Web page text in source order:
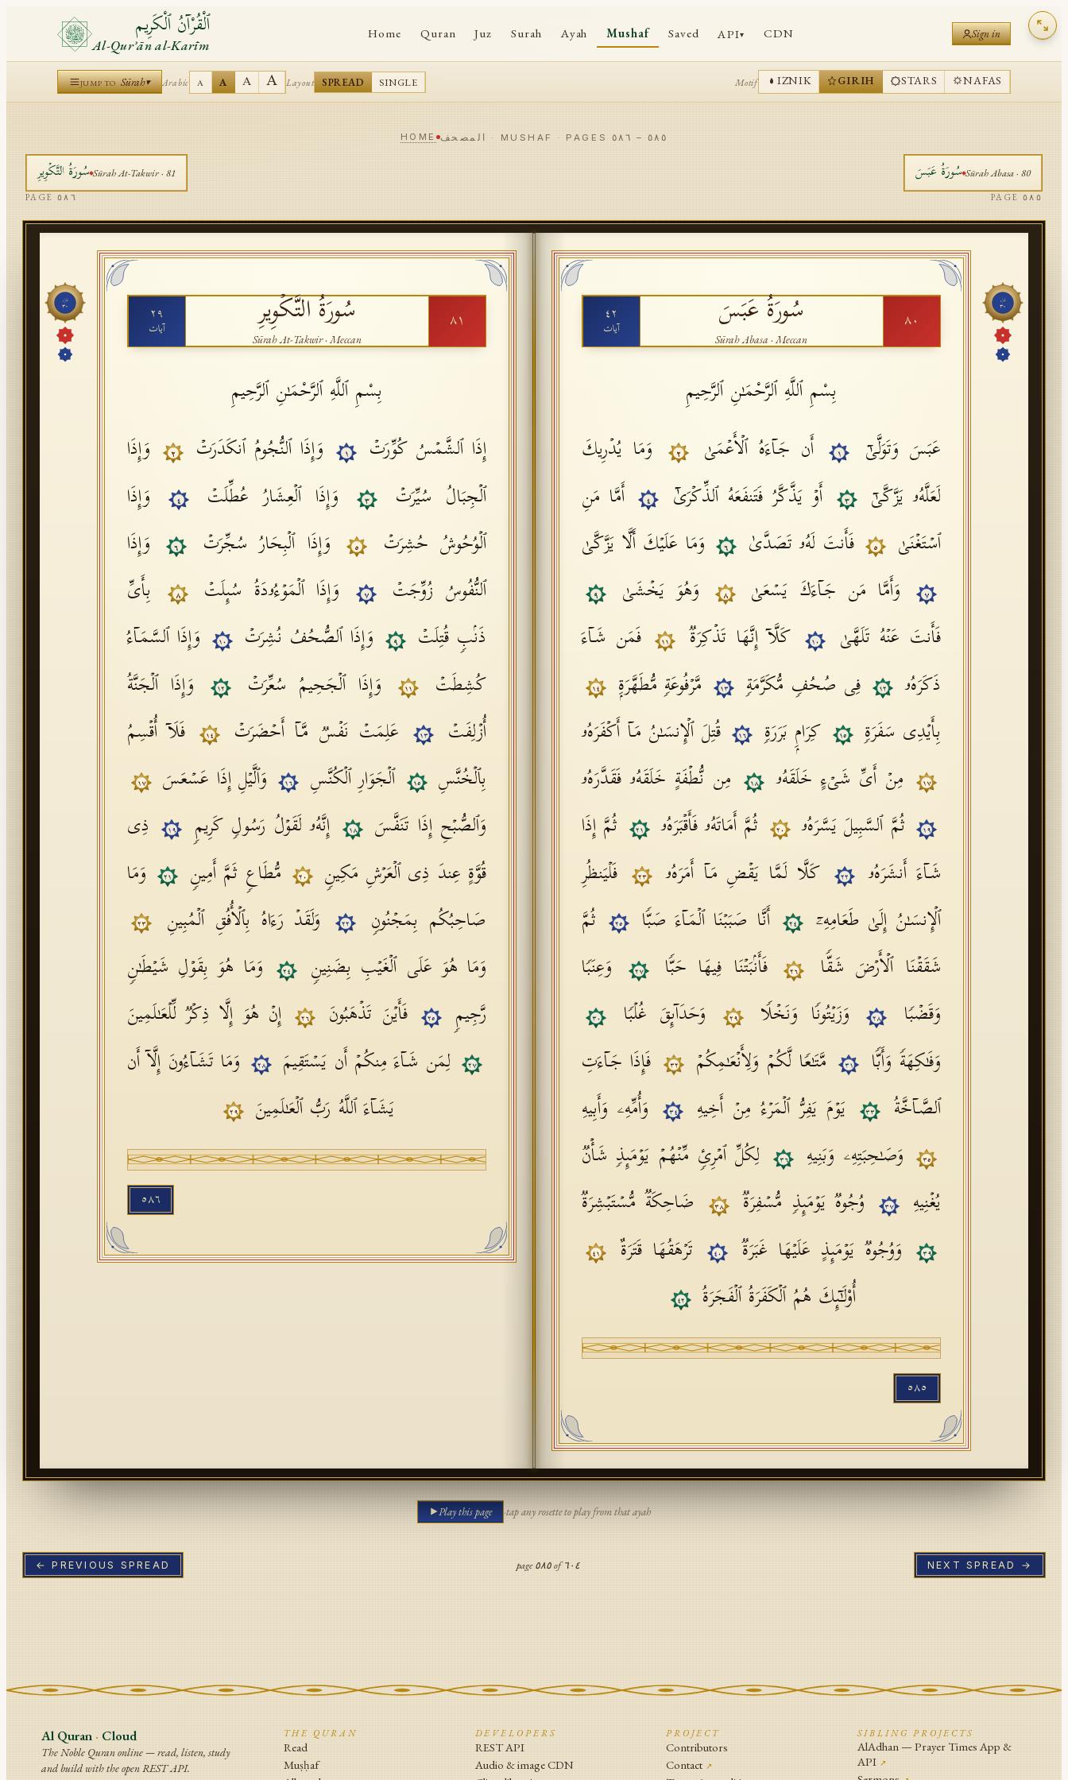
ٱلْقُرْآنُ ٱلْكَرِيم
Al-Qurʾān al-Karīm
Home Quran Juz Surah Ayah Mushaf Saved API▾ CDN Sign in
JUMP TO Sūrah▾ Arabic A A A A Layout SPREAD SINGLE Motif IZNIK GIRIH STARS NAFAS
HOME المصحف · MUSHAF · PAGES ٥٨٥ – ٥٨٦
سُورَةُالتَّكۡوِيرِ SūrahAt-Takwir· 81
PAGE ٥٨٦
سُورَةُعَبَسَ SūrahAbasa· 80
PAGE ٥٨٥
جُزْء
٣٠ ٢٩
آيات سُورَةُ التَّكۡوِيرِ
Sūrah At-Takwir· Meccan
٨١
بِسْمِ ٱللَّهِ ٱلرَّحْمَـٰنِ ٱلرَّحِيمِ
إِذَا ٱلشَّمۡسُ كُوِّرَتۡ
١ وَإِذَا ٱلنُّجُومُ ٱنكَدَرَتۡ ٢
وَإِذَا
ٱلۡجِبَالُ سُیِّرَتۡ
٣ وَإِذَا ٱلۡعِشَارُ عُطِّلَتۡ ٤
وَإِذَا
ٱلۡوُحُوشُ حُشِرَتۡ
٥ وَإِذَا ٱلۡبِحَارُ سُجِّرَتۡ ٦
وَإِذَا
ٱلنُّفُوسُ زُوِّجَتۡ
٧ وَإِذَا ٱلۡمَوۡءُۥدَةُ سُىِٕلَتۡ ٨
بِأَیِّ
ذَنۢبࣲ قُتِلَتۡ
٩ وَإِذَا ٱلصُّحُفُ نُشِرَتۡ ١٠
وَإِذَا ٱلسَّمَاۤءُ
كُشِطَتۡ
١١ وَإِذَا ٱلۡجَحِیمُ سُعِّرَتۡ ١٢
وَإِذَا ٱلۡجَنَّةُ
أُزۡلِفَتۡ
١٣ عَلِمَتۡ نَفۡسࣱ مَّاۤ أَحۡضَرَتۡ ١٤
فَلَاۤ أُقۡسِمُ
بِٱلۡخُنَّسِ
١٥ ٱلۡجَوَارِ ٱلۡكُنَّسِ ١٦ وَٱلَّیۡلِ إِذَا عَسۡعَسَ ١٧
وَٱلصُّبۡحِ إِذَا تَنَفَّسَ ١٨ إِنَّهُۥ لَقَوۡلُ رَسُولࣲ كَرِیمࣲ ١٩
ذِی
قُوَّةٍ عِندَ ذِی ٱلۡعَرۡشِ مَكِینࣲ
٢٠ مُّطَاعࣲ ثَمَّ أَمِینࣲ ٢١
وَمَا
صَاحِبُكُم بِمَجۡنُونࣲ
٢٢ وَلَقَدۡ رَءَاهُ بِٱلۡأُفُقِ ٱلۡمُبِینِ ٢٣
وَمَا هُوَ عَلَى ٱلۡغَیۡبِ بِضَنِینࣲ ٢٤
وَمَا هُوَ بِقَوۡلِ شَیۡطَـٰنࣲ
رَّجِیمࣲ
٢٥ فَأَیۡنَ تَذۡهَبُونَ ٢٦ إِنۡ هُوَ إِلَّا ذِكۡرࣱ لِّلۡعَـٰلَمِینَ
٢٧ لِمَن شَاۤءَ مِنكُمۡ أَن یَسۡتَقِیمَ ٢٨
وَمَا تَشَاۤءُونَ إِلَّاۤ أَن
یَشَاۤءَ ٱللَّهُ رَبُّ ٱلۡعَـٰلَمِینَ
٢٩
٥٨٦
جُزْء
٣٠ ٤٢
آيات سُورَةُ عَبَسَ
Sūrah Abasa · Meccan
٨٠
بِسْمِ ٱللَّهِ ٱلرَّحْمَـٰنِ ٱلرَّحِيمِ
عَبَسَ وَتَوَلَّىٰۤ
١ أَن جَاۤءَهُ ٱلۡأَعۡمَىٰ ٢
وَمَا یُدۡرِیكَ
لَعَلَّهُۥ یَزَّكَّىٰۤ
٣ أَوۡ یَذَّكَّرُ فَتَنفَعَهُ ٱلذِّكۡرَىٰۤ ٤
أَمَّا مَنِ
ٱسۡتَغۡنَىٰ
٥ فَأَنتَ لَهُۥ تَصَدَّىٰ ٦ وَمَا عَلَیۡكَ أَلَّا یَزَّكَّىٰ
٧ وَأَمَّا مَن جَاۤءَكَ یَسۡعَىٰ ٨ وَهُوَ یَخۡشَىٰ ٩
فَأَنتَ عَنۡهُ تَلَهَّىٰ ١٠ كَلَّاۤ إِنَّهَا تَذۡكِرَةࣱ ١١
فَمَن شَاۤءَ
ذَكَرَهُۥ
١٢ فِی صُحُفࣲ مُّكَرَّمَةࣲ ١٣ مَّرۡفُوعَةࣲ مُّطَهَّرَةِۭ ١٤
بِأَیۡدِی سَفَرَةࣲ ١٥ كِرَامِۭ بَرَرَةࣲ ١٦ قُتِلَ ٱلۡإِنسَـٰنُ مَاۤ أَكۡفَرَهُۥ
١٧ مِنۡ أَیِّ شَیۡءٍ خَلَقَهُۥ ١٨ مِن نُّطۡفَةٍ خَلَقَهُۥ فَقَدَّرَهُۥ
١٩ ثُمَّ ٱلسَّبِیلَ یَسَّرَهُۥ ٢٠ ثُمَّ أَمَاتَهُۥ فَأَقۡبَرَهُۥ ٢١
ثُمَّ إِذَا
شَاۤءَ أَنشَرَهُۥ
٢٢ كَلَّا لَمَّا یَقۡضِ مَاۤ أَمَرَهُۥ ٢٣
فَلۡیَنظُرِ
ٱلۡإِنسَـٰنُ إِلَىٰ طَعَامِهِۦۤ
٢٤ أَنَّا صَبَبۡنَا ٱلۡمَاۤءَ صَبࣰّا ٢٥
ثُمَّ
شَقَقۡنَا ٱلۡأَرۡضَ شَقࣰّا
٢٦ فَأَنۢبَتۡنَا فِیهَا حَبࣰّا ٢٧
وَعِنَبࣰا
وَقَضۡبࣰا
٢٨ وَزَیۡتُونࣰا وَنَخۡلࣰا ٢٩ وَحَدَاۤىِٕقَ غُلۡبࣰا ٣٠
وَفَـٰكِهَةࣰ وَأَبࣰّا ٣١ مَّتَـٰعࣰا لَّكُمۡ وَلِأَنۡعَـٰمِكُمۡ ٣٢
فَإِذَا جَاۤءَتِ
ٱلصَّاۤخَّةُ
٣٣ یَوۡمَ یَفِرُّ ٱلۡمَرۡءُ مِنۡ أَخِیهِ ٣٤ وَأُمِّهِۦ وَأَبِیهِ
٣٥ وَصَـٰحِبَتِهِۦ وَبَنِیهِ ٣٦
لِكُلِّ ٱمۡرِئࣲ مِّنۡهُمۡ یَوۡمَىِٕذࣲ شَأۡنࣱ
یُغۡنِیهِ
٣٧ وُجُوهࣱ یَوۡمَىِٕذࣲ مُّسۡفِرَةࣱ ٣٨ ضَاحِكَةࣱ مُّسۡتَبۡشِرَةࣱ
٣٩ وَوُجُوهࣱ یَوۡمَىِٕذٍ عَلَیۡهَا غَبَرَةࣱ ٤٠ تَرۡهَقُهَا قَتَرَةٌ ٤١
أُو۟لَـٰۤىِٕكَ هُمُ ٱلۡكَفَرَةُ ٱلۡفَجَرَةُ ٤٢
٥٨٥
Play this page ·tap any rosette to play from that ayah
← PREVIOUS SPREAD page٥٨٥of٦٠٤ NEXT SPREAD →
Al Quran · Cloud
The Noble Quran online — read, listen, study
and build with the open REST API.
THE QURAN
Read
Muṣḥaf
DEVELOPERS
REST API
Audio & image CDN
PROJECT
Contributors
Contact ↗
SIBLING PROJECTS
AlAdhan — Prayer Times App &
API ↗